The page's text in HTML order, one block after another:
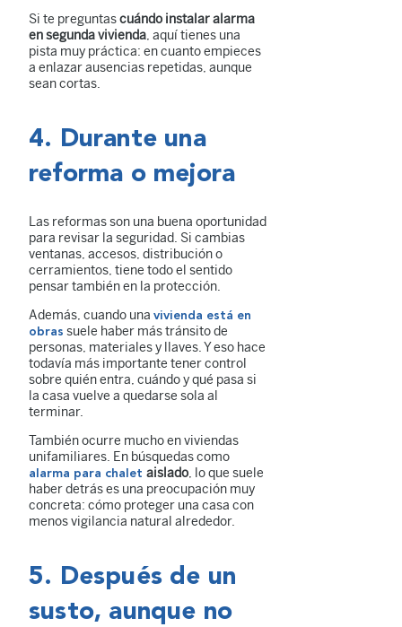
Si te preguntascuándo instalar alarma
en segunda vivienda, aquí tienes una
pista muy práctica: en cuanto empieces
a enlazar ausencias repetidas, aunque
sean cortas.
4. Durante una
reforma o mejora
Las reformas son una buena oportunidad
para revisar la seguridad. Si cambias
ventanas, accesos, distribución o
cerramientos, tiene todo el sentido
pensar también en la protección.
Además, cuando una vivienda está en
obras suele haber más tránsito de
personas, materiales y llaves. Y eso hace
todavía más importante tener control
sobre quién entra, cuándo y qué pasa si
la casa vuelve a quedarse sola al
terminar.
También ocurre mucho en viviendas
unifamiliares. En búsquedas como
alarma para chalet aislado, lo que suele
haber detrás es una preocupación muy
concreta: cómo proteger una casa con
menos vigilancia natural alrededor.
5. Después de un
susto, aunque no